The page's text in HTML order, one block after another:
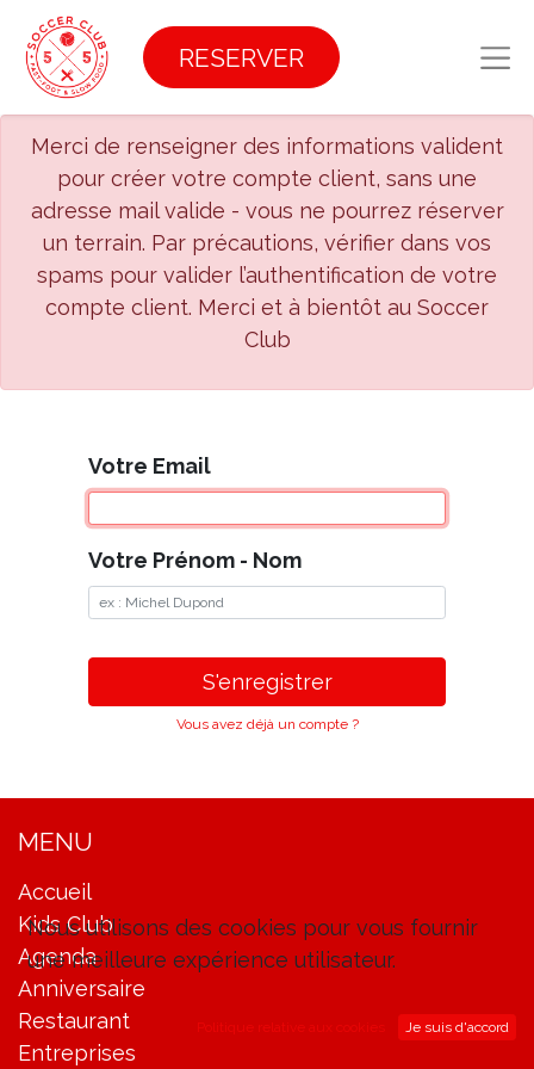
RESERVER
Merci de renseigner des informations valident
pour créer votre compte client, sans une
adresse mail valide - vous ne pourrez réserver
un terrain. Par précautions, vérifier dans vos
spams pour valider l’authentification de votre
compte client. Merci et à bientôt au Soccer
Club
Votre Email
Votre Prénom - Nom
S'enregistrer
Vous avez déjà un compte ?
MENU
Accueil
Kids Club
Agenda
Anniversaire
Restaurant
Entreprises
Nous utilisons des cookies pour vous fournir
une meilleure expérience utilisateur.
Politique relative aux cookies Je suis d'accord